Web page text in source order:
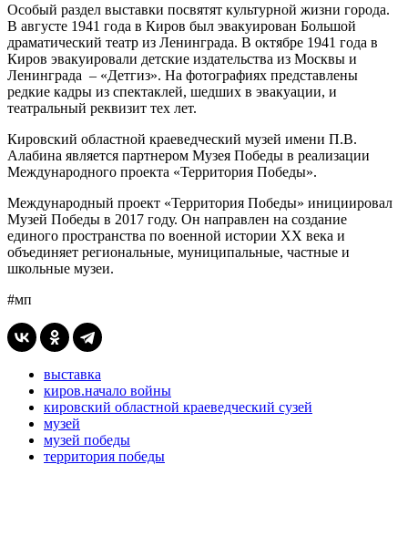
Особый раздел выставки посвятят культурной жизни города.
В августе 1941 года в Киров был эвакуирован Большой
драматический театр из Ленинграда. В октябре 1941 года в
Киров эвакуировали детские издательства из Москвы и
Ленинграда – «Детгиз». На фотографиях представлены
редкие кадры из спектаклей, шедших в эвакуации, и
театральный реквизит тех лет.
Кировский областной краеведческий музей имени П.В.
Алабина является партнером Музея Победы в реализации
Международного проекта «Территория Победы».
Международный проект «Территория Победы» инициировал
Музей Победы в 2017 году. Он направлен на создание
единого пространства по военной истории XX века и
объединяет региональные, муниципальные, частные и
школьные музеи.
#мп
выставка
киров.начало войны
кировский областной краеведческий сузей
музей
музей победы
территория победы